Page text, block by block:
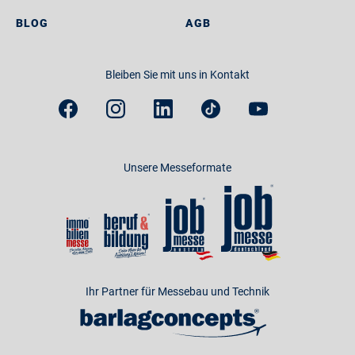
BLOG AGB
Bleiben Sie mit uns in Kontakt
Unsere Messeformate
Ihr Partner für Messebau und Technik